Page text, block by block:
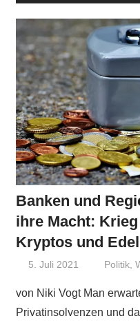
Banken und
ihre Macht: Krieg
Kryptos und
5. Juli 2021 Niki Vogt
Politik,
von Niki Vogt Man
Privatinsolvenzen und